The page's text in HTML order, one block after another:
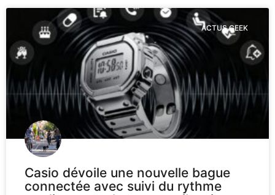
ACTUS GEEK
Casio dévoile une nouvelle bague
connectée avec suivi du rythme